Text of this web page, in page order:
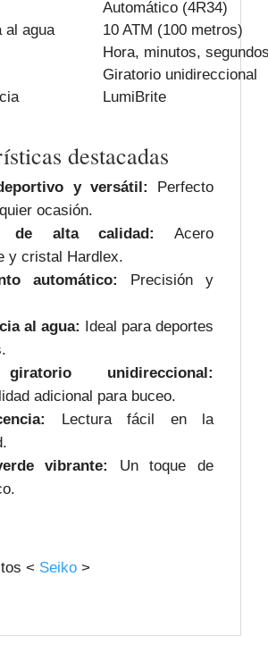
Automático (4R34)
al agua
10 ATM (100 metros)
Hora, minutos,
Giratorio unidireccional
LumiBrite
destacadas
y versátil: Perfecto
ocasión.
de alta calidad:
Acero
y cristal Hardlex.
automático:
Precisión y
al agua:
Ideal para deportes
unidireccional:
adicional para buceo.
Lectura fácil en la
vibrante:
Un toque de
< Seiko >